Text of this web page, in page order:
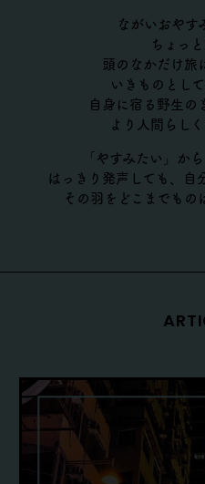
ながいおやす
ちょっと
頭のなかだけ旅
いきものとし
自身に宿る野生の
より人間らし
「やすみたい」か
はっきり発声しても、自
その羽をどこまでもの